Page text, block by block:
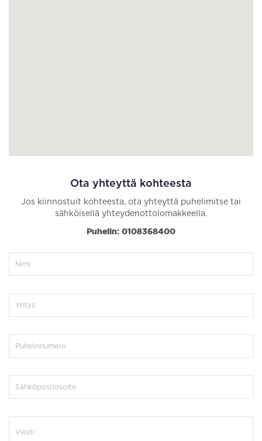
Ota yhteyttä kohteesta
Jos kiinnostuit kohteesta, ota yhteyttä puhelimitse tai
sähköisellä yhteydenottolomakkeella.
Puhelin: 0108368400